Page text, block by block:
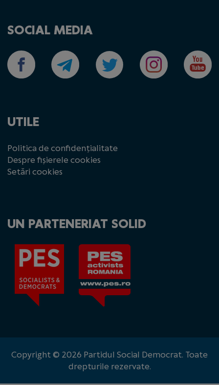
SOCIAL MEDIA
UTILE
Politica de confidențialitate
Despre fișierele cookies
Setări cookies
UN PARTENERIAT SOLID
Copyright © 2026 Partidul Social Democrat. Toate
drepturile rezervate.